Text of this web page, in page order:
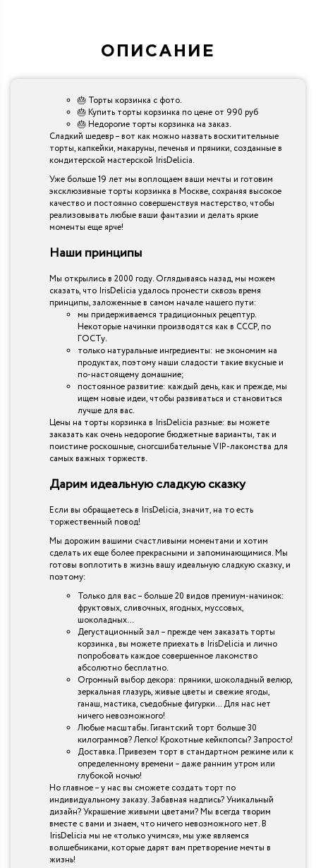
ОПИСАНИЕ
🎂 Торты корзинка с фото.
🎂 Купить торты корзинка по цене от 990 руб
🎂 Недорогие торты корзинка на заказ.
Сладкий шедевр – вот как можно назвать восхитительные
торты, капкейки, макаруны, печенья и пряники, созданные в
кондитерской мастерской IrisDelicia.
Уже больше 19 лет мы воплощаем ваши мечты и готовим
эксклюзивные торты корзинка в Москве, сохраняя высокое
качество и постоянно совершенствуя мастерство, чтобы
реализовывать любые ваши фантазии и делать яркие
моменты еще ярче!
Наши принципы
Мы открылись в 2000 году. Оглядываясь назад, мы можем
сказать, что IrisDelicia удалось пронести сквозь время
принципы, заложенные в самом начале нашего пути:
мы придерживаемся традиционных рецептур.
Некоторые начинки производятся как в СССР, по
ГОСТу.
только натуральные ингредиенты: не экономим на
продуктах, поэтому наши сладости такие вкусные и
по-настоящему домашние;
постоянное развитие: каждый день, как и прежде, мы
ищем новые идеи, чтобы развиваться и становиться
лучше для вас.
Цены на торты корзинка в IrisDelicia разные: вы можете
заказать как очень недорогие бюджетные варианты, так и
поистине роскошные, сногсшибательные VIP-лакомства для
самых важных торжеств.
Дарим идеальную сладкую сказку
Если вы обращаетесь в IrisDelicia, значит, на то есть
торжественный повод!
Мы дорожим вашими счастливыми моментами и хотим
сделать их еще более прекрасными и запоминающимися. Мы
готовы воплотить в жизнь вашу идеальную сладкую сказку, и
поэтому:
Только для вас – больше 20 видов премиум-начинок:
фруктовых, сливочных, ягодных, муссовых,
шоколадных…
Дегустационный зал – прежде чем заказать торты
корзинка , вы можете приехать в IrisDelicia и лично
попробовать каждое совершенное лакомство
абсолютно бесплатно.
Огромный выбор декора: пряники, шоколадный велюр,
зеркальная глазурь, живые цветы и свежие ягоды,
ганаш, мастика, съедобные фигурки… Для нас нет
ничего невозможного!
Любые масштабы. Гигантский торт больше 30
килограммов? Легко! Крохотные кейкпопсы? Запросто!
Доставка. Привезем торт в стандартном режиме или к
определенному времени – даже ранним утром или
глубокой ночью!
Но главное – у нас вы сможете создать торт по
индивидуальному заказу. Забавная надпись? Уникальный
дизайн? Украшение живыми цветами? Мы всегда творим
вместе с вами и знаем, что ничего невозможного нет. В
IrisDelicia мы не «только учимся», мы уже являемся
волшебниками, которые дарят вам претворение мечты в
жизнь!